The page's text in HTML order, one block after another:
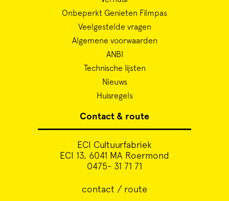
Onbeperkt Genieten Filmpas
Veelgestelde vragen
Algemene voorwaarden
ANBI
Technische lijsten
Nieuws
Huisregels
Contact & route
ECI Cultuurfabriek
ECI 13, 6041 MA Roermond
0475- 31 71 71
contact / route